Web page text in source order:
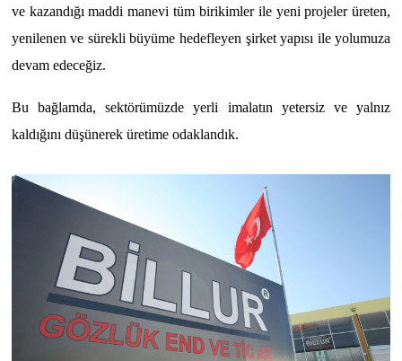
ve kazandığı maddi manevi tüm birikimler ile yeni projeler üreten,
yenilenen ve sürekli büyüme hedefleyen şirket yapısı ile yolumuza
devam edeceğiz.
Bu bağlamda, sektörümüzde yerli imalatın yetersiz ve yalnız
kaldığını düşünerek üretime odaklandık.